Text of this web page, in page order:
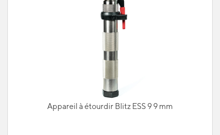
Appareil à étourdir Blitz ESS 9 9 mm